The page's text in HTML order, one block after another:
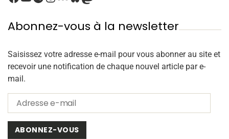
Abonnez-vous à la newsletter
Saisissez votre adresse e-mail pour vous abonner au site et
recevoir une notification de chaque nouvel article par e-
mail.
ABONNEZ-VOUS